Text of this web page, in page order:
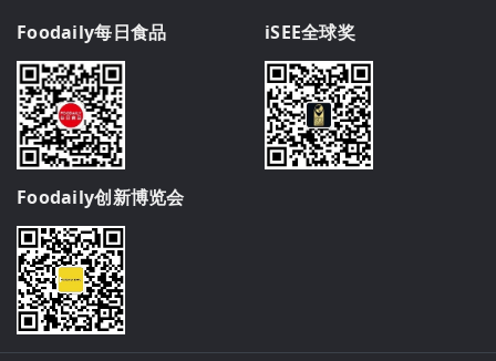
Foodaily每日食品 iSEE全球奖
Foodaily创新博览会